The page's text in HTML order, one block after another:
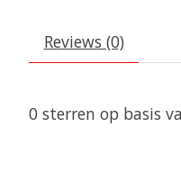
Reviews (0)
0 sterren op basis